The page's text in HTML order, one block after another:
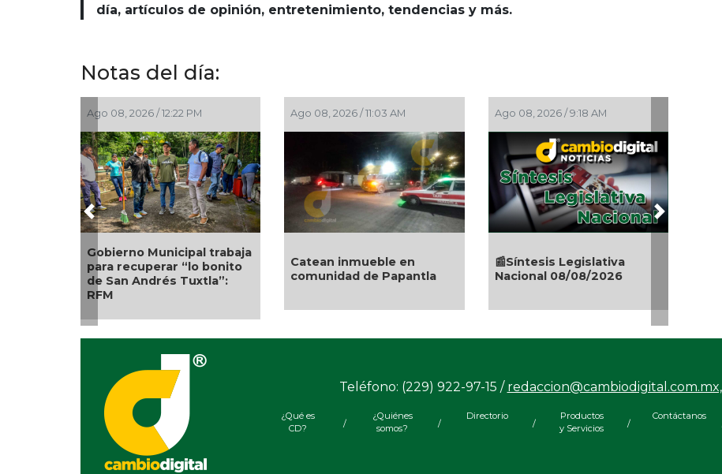
día, artículos de opinión, entretenimiento, tendencias y más.
Notas del día:
Ago 08, 2026 / 9:18 AM
📰Síntesis Legislativa
Nacional 08/08/2026
Ago 08, 2026 / 8:09 AM
¡Buen día! Excelente
sábado, así amaneció
Ago 08, 2026 / 7:20 AM
6 reveladoras frases sobre
el sexo
Previous
Teléfono: (229) 922-97-15 /redaccion@cambiodigital.com.mx,
¿Qué es
¿Quiénes
Productos